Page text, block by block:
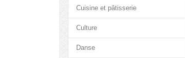
Cuisine et pâtisserie
Culture
Danse